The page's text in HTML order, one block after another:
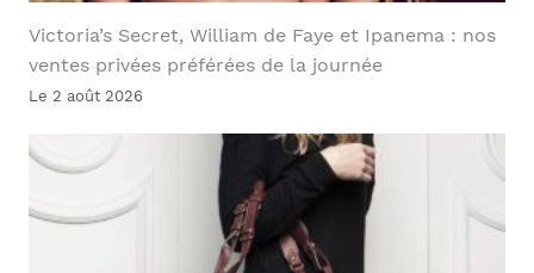
Victoria’s Secret, William de Faye et Ipanema : nos
ventes privées préférées de la journée
Le 2 août 2026